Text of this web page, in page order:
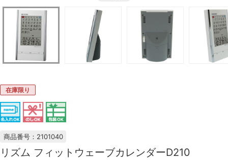
在庫限り
商品番号：2101040
リズム フィットウェーブカレンダーD210